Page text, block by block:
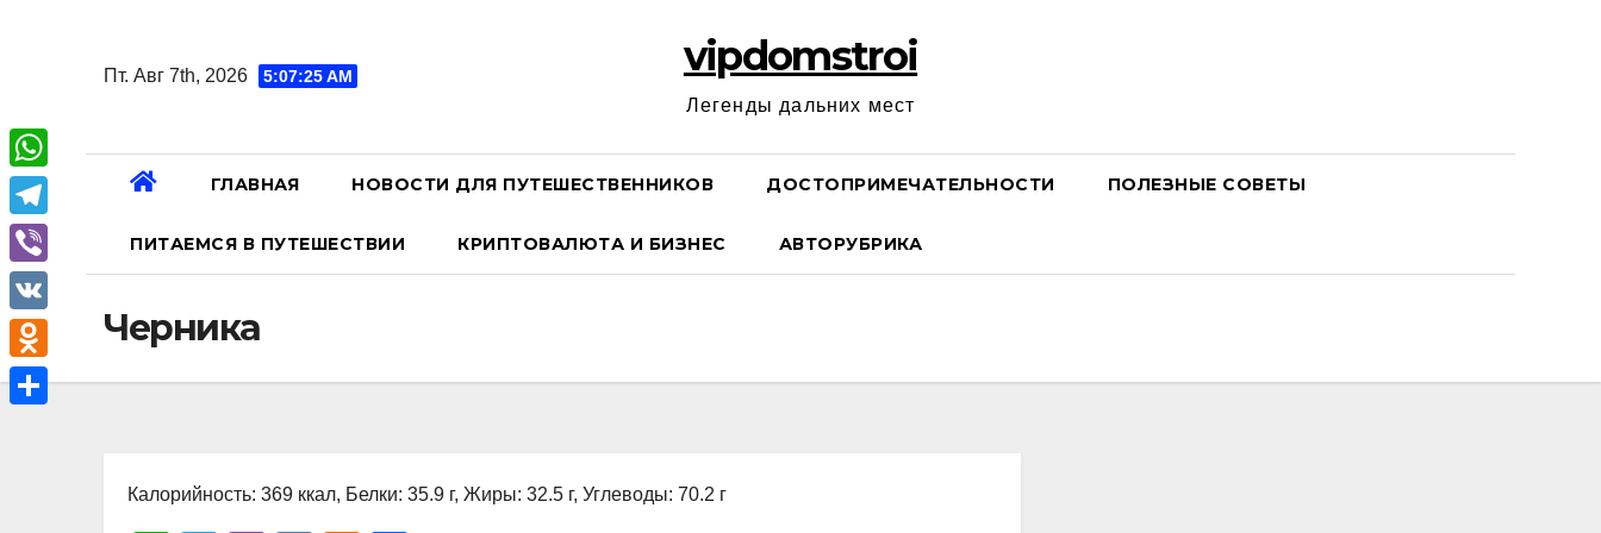
содержанию
Пт. Авг 7th, 2026 5:07:26 AM vipdomstroi
Легенды дальних мест
ГЛАВНАЯ НОВОСТИ ДЛЯ ПУТЕШЕСТВЕННИКОВ ДОСТОПРИМЕЧАТЕЛЬНОСТИ ПОЛЕЗНЫЕ СОВЕТЫ
ПИТАЕМСЯ В ПУТЕШЕСТВИИ КРИПТОВАЛЮТА И БИЗНЕС АВТОРУБРИКА
Черника
Калорийность: 369 ккал, Белки: 35.9 г, Жиры: 32.5 г, Углеводы: 70.2 г
W
h
a
A
T
e
l
e
g
V
i
b
e
V
K
O